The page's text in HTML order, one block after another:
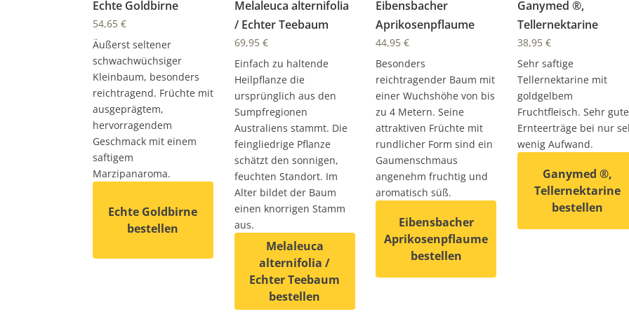
Echte Goldbirne
54,65 €
Äußerst seltener
schwachwüchsiger
Kleinbaum, besonders
reichtragend. Früchte mit
ausgeprägtem,
hervorragendem
Geschmack mit einem
saftigem
Marzipanaroma.
Echte Goldbirne
bestellen
Dieses Produkt weist mehrere Varianten auf. Die Optionen können auf der Produktseite gewählt
Melaleuca alternifolia
/ Echter Teebaum
69,95 €
Einfach zu haltende
Heilpflanze die
ursprünglich aus den
Sumpfregionen
Australiens stammt. Die
feingliedrige Pflanze
schätzt den sonnigen,
feuchten Standort. Im
Alter bil­det der Baum
einen knor­ri­gen Stamm
aus.
Melaleuca
alternifolia /
Echter Teebaum
bestellen
Eibensbacher
Aprikosenpflaume
44,95€
Besonders
reichtragender Baum mit
einer Wuchshöhe von bis
zu 4 Metern. Seine
attraktiven Früchte mit
rundlicher Form sind ein
Gaumenschmaus
angenehm fruchtig und
aromatisch süß.
Eibensbacher
Aprikosenpflaume
bestellen
Ganymed ®,
Tellernektarine
38,95 €
Sehr saftige
Tellernektarine mit
goldgelbem
Fruchtfleisch. Sehr gute
Ernteerträge bei nur
wenig Aufwand.
Ganymed ®,
Tellernektarine
bestellen